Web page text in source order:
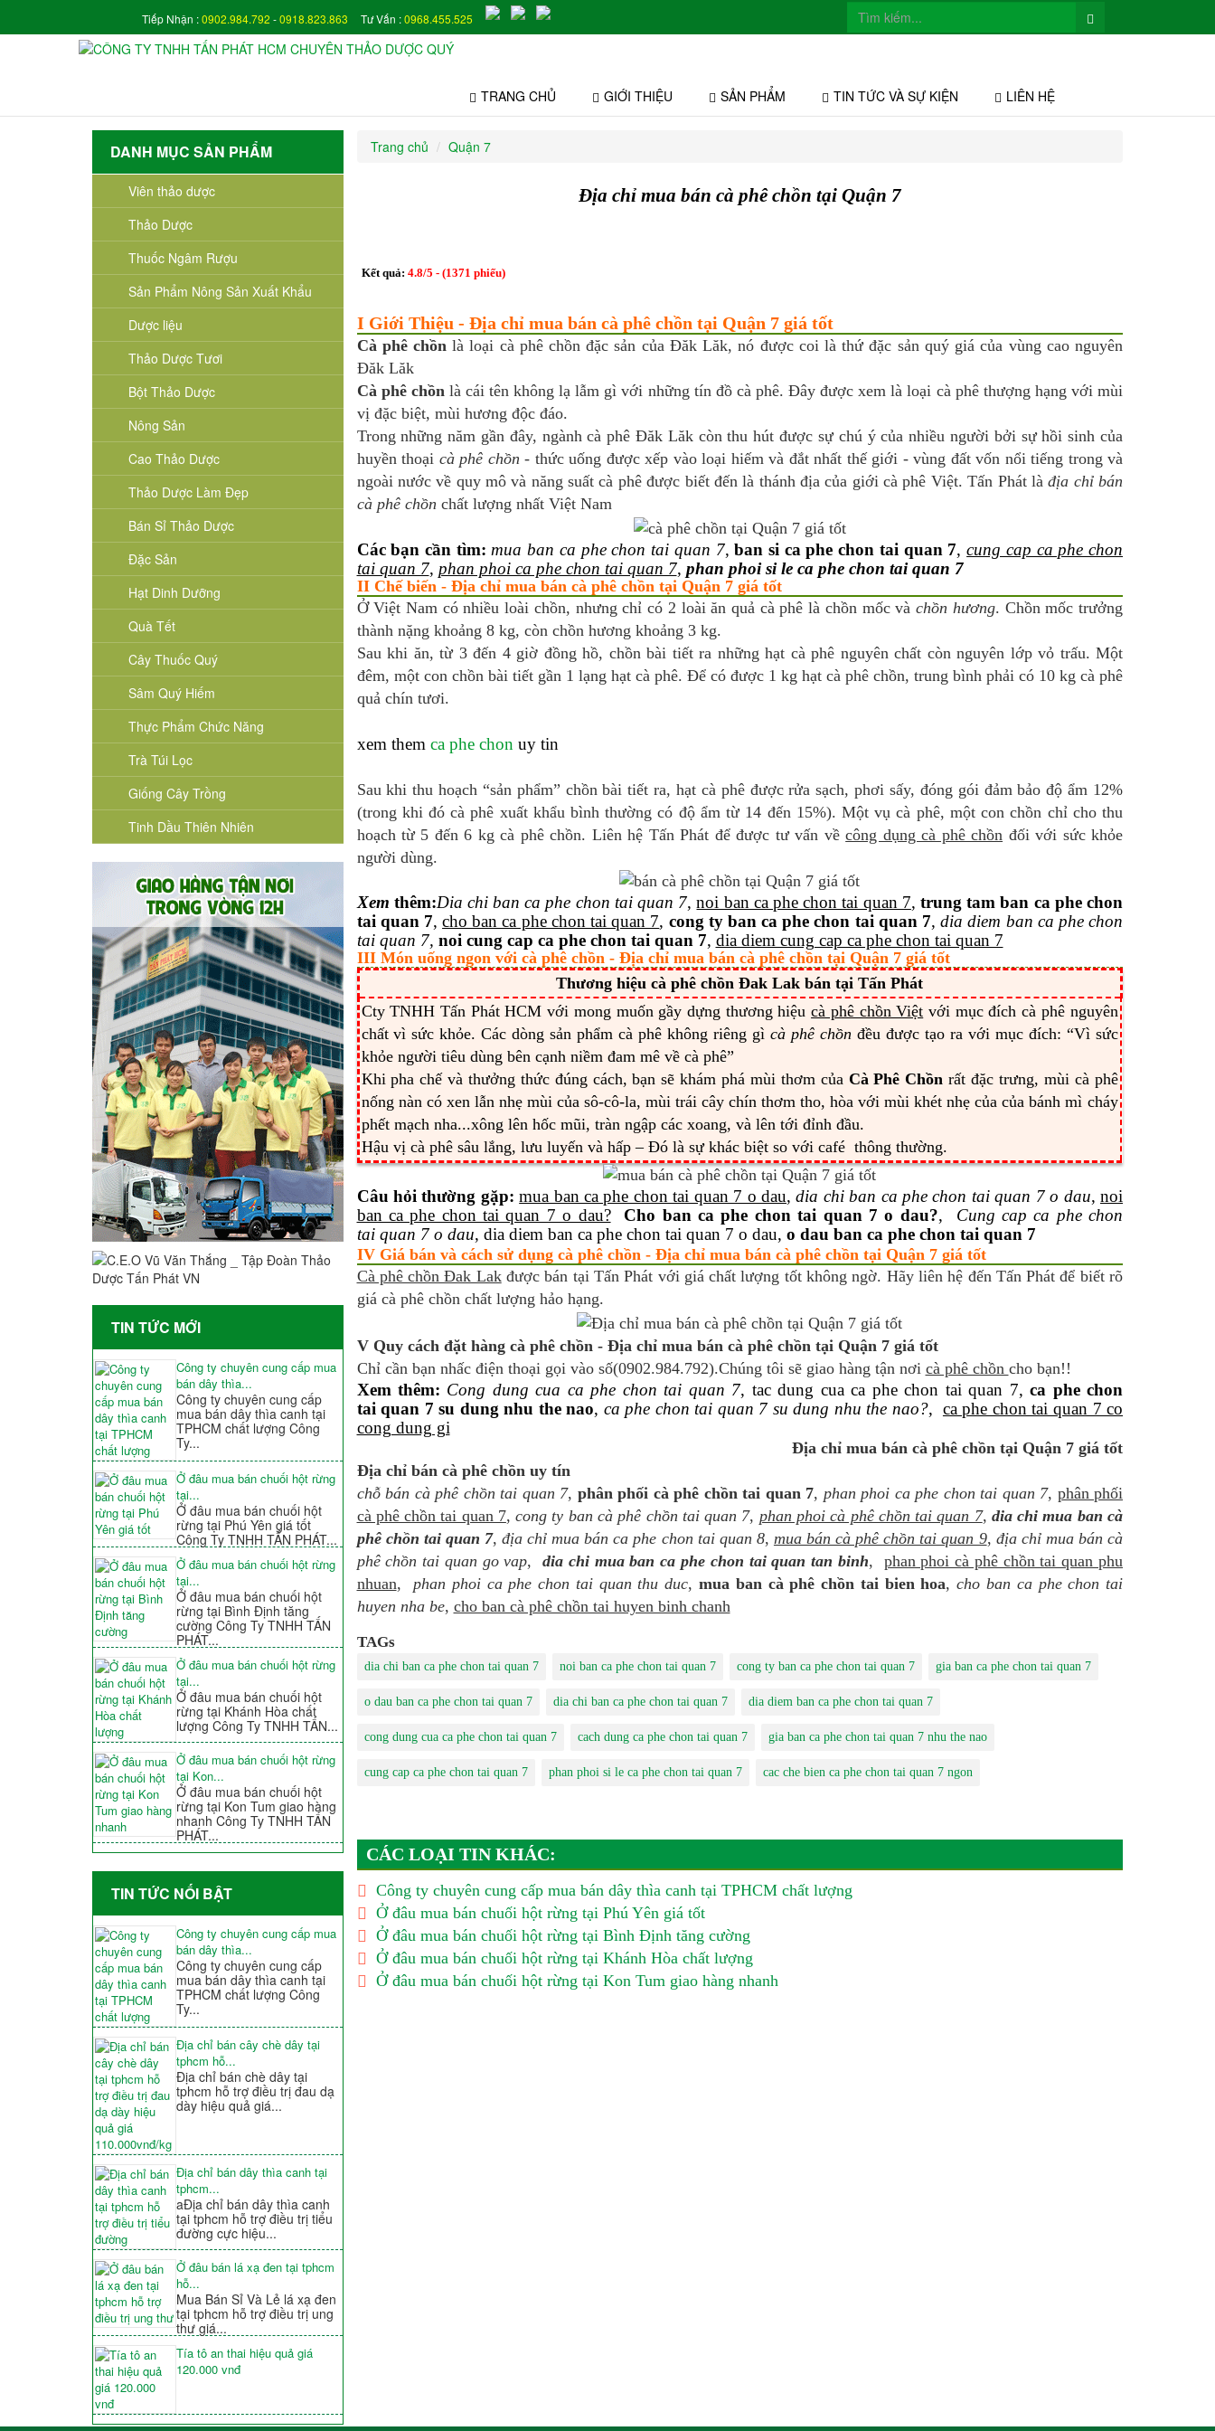
Tiếp Nhận :0902.984.792 -0918.823.863 Tư Vấn :0968.455.525
TRANG CHỦ GIỚI THIỆU SẢN PHẨM TIN TỨC VÀ SỰ KIỆN LIÊN HỆ
DANH MỤC SẢN PHẨM
Viên thảo dược
Thảo Dược
Thuốc Ngâm Rượu
Sản Phẩm Nông Sản Xuất Khẩu
Dược liệu
Thảo Dược Tươi
Bột Thảo Dược
Nông Sản
Cao Thảo Dược
Thảo Dược Làm Đẹp
Bán Sỉ Thảo Dược
Đặc Sản
Hạt Dinh Dưỡng
Quà Tết
Cây Thuốc Quý
Sâm Quý Hiếm
Thực Phẩm Chức Năng
Trà Túi Lọc
Giống Cây Trồng
Tinh Dầu Thiên Nhiên
TIN TỨC MỚI
Công ty chuyên cung cấp mua
bán dây thìa...
Công ty chuyên cung cấp
mua bán dây thìa canh tại
TPHCM chất lượng Công
Ty...
Ở đâu mua bán chuối hột rừng
tại...
Ở đâu mua bán chuối hột
rừng tại Phú Yên giá tốt
Công Ty TNHH TẤN PHÁT...
Ở đâu mua bán chuối hột rừng
tại...
Ở đâu mua bán chuối hột
rừng tại Bình Định tăng
cường Công Ty TNHH TẤN
PHÁT...
Ở đâu mua bán chuối hột rừng
tại...
Ở đâu mua bán chuối hột
rừng tại Khánh Hòa chất
lượng Công Ty TNHH TẤN...
Ở đâu mua bán chuối hột rừng
tại Kon...
Ở đâu mua bán chuối hột
rừng tại Kon Tum giao hàng
nhanh Công Ty TNHH TẤN
PHÁT...
TIN TỨC NỐI BẬT
Công ty chuyên cung cấp mua
bán dây thìa...
Công ty chuyên cung cấp
mua bán dây thìa canh tại
TPHCM chất lượng Công
Ty...
Địa chỉ bán cây chè dây tại
tphcm hỗ...
Địa chỉ bán chè dây tại
tphcm hỗ trợ điều trị đau dạ
dày hiệu quả giá...
Địa chỉ bán dây thìa canh tại
tphcm...
aĐịa chỉ bán dây thìa canh
tại tphcm hỗ trợ điều trị tiểu
đường cực hiệu...
Ở đâu bán lá xạ đen tại tphcm
hỗ...
Mua Bán Sỉ Và Lẻ lá xạ đen
tại tphcm hỗ trợ điều trị ung
thư giá...
Tía tô an thai hiệu quả giá
120.000 vnđ
Trang chủ Quận 7
Địa chỉ mua bán cà phê chồn tại Quận 7
Kết quả: 4.8/5 - (1371 phiếu)
I Giới Thiệu - Địa chỉ mua bán cà phê chồn tại Quận 7 giá tốt
Cà phê chồnlà loại cà phê chồn đặc sản của Đăk Lăk, nó được coi là thứ đặc sản quý giá của vùng cao nguyên
Đăk Lăk
Cà phê chồnlà cái tên không lạ lẫm gì với những tín đồ cà phê. Đây được xem là loại cà phê thượng hạng với mùi
vị đặc biệt, mùi hương độc đáo.
Trong những năm gần đây, ngành cà phê Đăk Lăk còn thu hút được sự chú ý của nhiều người bởi sự hồi sinh của
huyền thoại cà phê chồn - thức uống được xếp vào loại hiếm và đắt nhất thế giới - vùng đất vốn nổi tiếng trong và
ngoài nước về quy mô và năng suất cà phê được biết đến là thánh địa của giới cà phê Việt. Tấn Phát làđịa chỉ bán
cà phê chồn chất lượng nhất Việt Nam
Các bạn cần tìm: mua ban ca phe chon tai quan 7,ban si ca phe chon tai quan 7,cung cap ca phe chon
tai quan 7, phan phoi ca phe chon tai quan 7, phan phoi si le ca phe chon tai quan 7
II Chế biến - Địa chỉ mua bán cà phê chồn tại Quận 7 giá tốt
Ở Việt Nam có nhiều loài chồn, nhưng chỉ có 2 loài ăn quả cà phê là chồn mốc vàchồn hương. Chồn mốc trưởng
thành nặng khoảng 8 kg, còn chồn hương khoảng 3 kg.
Sau khi ăn, từ 3 đến 4 giờ đồng hồ, chồn bài tiết ra những hạt cà phê nguyên chất còn nguyên lớp vỏ trấu. Một
đêm, một con chồn bài tiết gần 1 lạng hạt cà phê. Để có được 1 kg hạt cà phê chồn, trung bình phải có 10 kg cà phê
quả chín tươi.
xem them ca phe chon uy tin
Sau khi thu hoạch “sản phẩm” chồn bài tiết ra, hạt cà phê được rửa sạch, phơi sấy, đóng gói đảm bảo độ ẩm 12%
(trong khi đó cà phê xuất khẩu bình thường có độ ẩm từ 14 đến 15%). Một vụ cà phê, một con chồn chỉ cho thu
hoạch từ 5 đến 6 kg cà phê chồn. Liên hệ Tấn Phát để được tư vấn vềcông dụng cà phê chồn đối với sức khỏe
người dùng.
Xem thêm:Dia chi ban ca phe chon tai quan 7,noi ban ca phe chon tai quan 7, trung tam ban ca phe chon
tai quan 7,cho ban ca phe chon tai quan 7, cong ty ban ca phe chon tai quan 7,dia diem ban ca phe chon
tai quan 7, noi cung cap ca phe chon tai quan 7, dia diem cung cap ca phe chon tai quan 7
III Món uống ngon với cà phê chồn - Địa chỉ mua bán cà phê chồn tại Quận 7 giá tốt
Thương hiệu cà phê chồn Đak Lak bán tại Tấn Phát
Cty TNHH Tấn Phát HCM với mong muốn gầy dựng thương hiệucà phê chồn Việt với mục đích cà phê nguyên
chất vì sức khỏe. Các dòng sản phẩm cà phê không riêng gì cà phê chồn đều được tạo ra với mục đích: “Vì sức
khỏe người tiêu dùng bên cạnh niềm đam mê về cà phê”
Khi pha chế và thưởng thức đúng cách, bạn sẽ khám phá mùi thơm của Cà Phê Chồn rất đặc trưng, mùi cà phê
nống nàn có xen lẫn nhẹ mùi của sô-cô-la, mùi trái cây chín thơm tho, hòa với mùi khét nhẹ của của bánh mì cháy
phết mạch nha...xông lên hốc mũi, tràn ngập các xoang, và lên tới đỉnh đầu.
Hậu vị cà phê sâu lắng, lưu luyến và hấp – Đó là sự khác biệt so với café thông thường.
Câu hỏi thường gặp: mua ban ca phe chon tai quan 7 o dau,dia chi ban ca phe chon tai quan 7 o dau,noi
ban ca phe chon tai quan 7 o dau?
Cho ban ca phe chon tai quan 7 o dau?, Cung cap ca phe chon
tai quan 7 o dau, dia diem ban ca phe chon tai quan 7 o dau, o dau ban ca phe chon tai quan 7
IV Giá bán và cách sử dụng cà phê chồn - Địa chỉ mua bán cà phê chồn tại Quận 7 giá tốt
Cà phê chồn Đak Lakđược bán tại Tấn Phát với giá chất lượng tốt không ngờ. Hãy liên hệ đến Tấn Phát để biết rõ
giá cà phê chồn chất lượng hảo hạng.
V Quy cách đặt hàng cà phê chồn - Địa chỉ mua bán cà phê chồn tại Quận 7 giá tốt
Chỉ cần bạn nhấc điện thoại gọi vào số(0902.984.792).Chúng tôi sẽ giao hàng tận nơi cà phê chồn cho bạn!!
Xem thêm: Cong dung cua ca phe chon tai quan 7, tac dung cua ca phe chon tai quan 7,ca phe chon
tai quan 7 su dung nhu the nao, ca phe chon tai quan 7 su dung nhu the nao?, ca phe chon tai quan 7 co
cong dung gi
Địa chỉ mua bán cà phê chồn tại Quận 7 giá tốt
Địa chỉ bán cà phê chồn uy tín
chỗ bán cà phê chồn tai quan 7, phân phối cà phê chồn tai quan 7, phan phoi ca phe chon tai quan 7, phân phối
cà phê chồn tai quan 7,cong ty ban cà phê chồn tai quan 7, phan phoi cà phê chồn tai quan 7, dia chi mua ban cà
phê chồn tai quan 7, địa chỉ mua bán ca phe chon tai quan 8, mua bán cà phê chồn tai quan 9, địa chỉ mua bán cà
phê chồn tai quan go vap,dia chi mua ban ca phe chon tai quan tan binh, phan phoi cà phê chồn tai quan phu
nhuan, phan phoi ca phe chon tai quan thu duc, mua ban cà phê chồn tai bien hoa,cho ban ca phe chon tai
huyen nha be, cho ban cà phê chồn tai huyen binh chanh
TAGs
dia chi ban ca phe chon tai quan 7 noi ban ca phe chon tai quan 7 cong ty ban ca phe chon tai quan 7 gia ban ca phe chon tai quan 7
o dau ban ca phe chon tai quan 7 dia chi ban ca phe chon tai quan 7 dia diem ban ca phe chon tai quan 7
cong dung cua ca phe chon tai quan 7 cach dung ca phe chon tai quan 7 gia ban ca phe chon tai quan 7 nhu the nao
cung cap ca phe chon tai quan 7 phan phoi si le ca phe chon tai quan 7 cac che bien ca phe chon tai quan 7 ngon
CÁC LOẠI TIN KHÁC:
Công ty chuyên cung cấp mua bán dây thìa canh tại TPHCM chất lượng
Ở đâu mua bán chuối hột rừng tại Phú Yên giá tốt
Ở đâu mua bán chuối hột rừng tại Bình Định tăng cường
Ở đâu mua bán chuối hột rừng tại Khánh Hòa chất lượng
Ở đâu mua bán chuối hột rừng tại Kon Tum giao hàng nhanh